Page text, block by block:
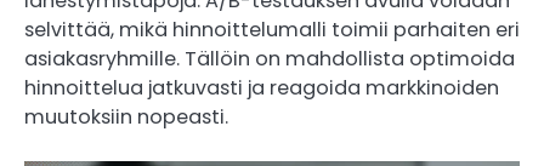
selvittää, mikä hinnoittelumalli toimii parhaiten eri
asiakasryhmille. Tällöin on mahdollista optimoida
hinnoittelua jatkuvasti ja reagoida markkinoiden
muutoksiin nopeasti.